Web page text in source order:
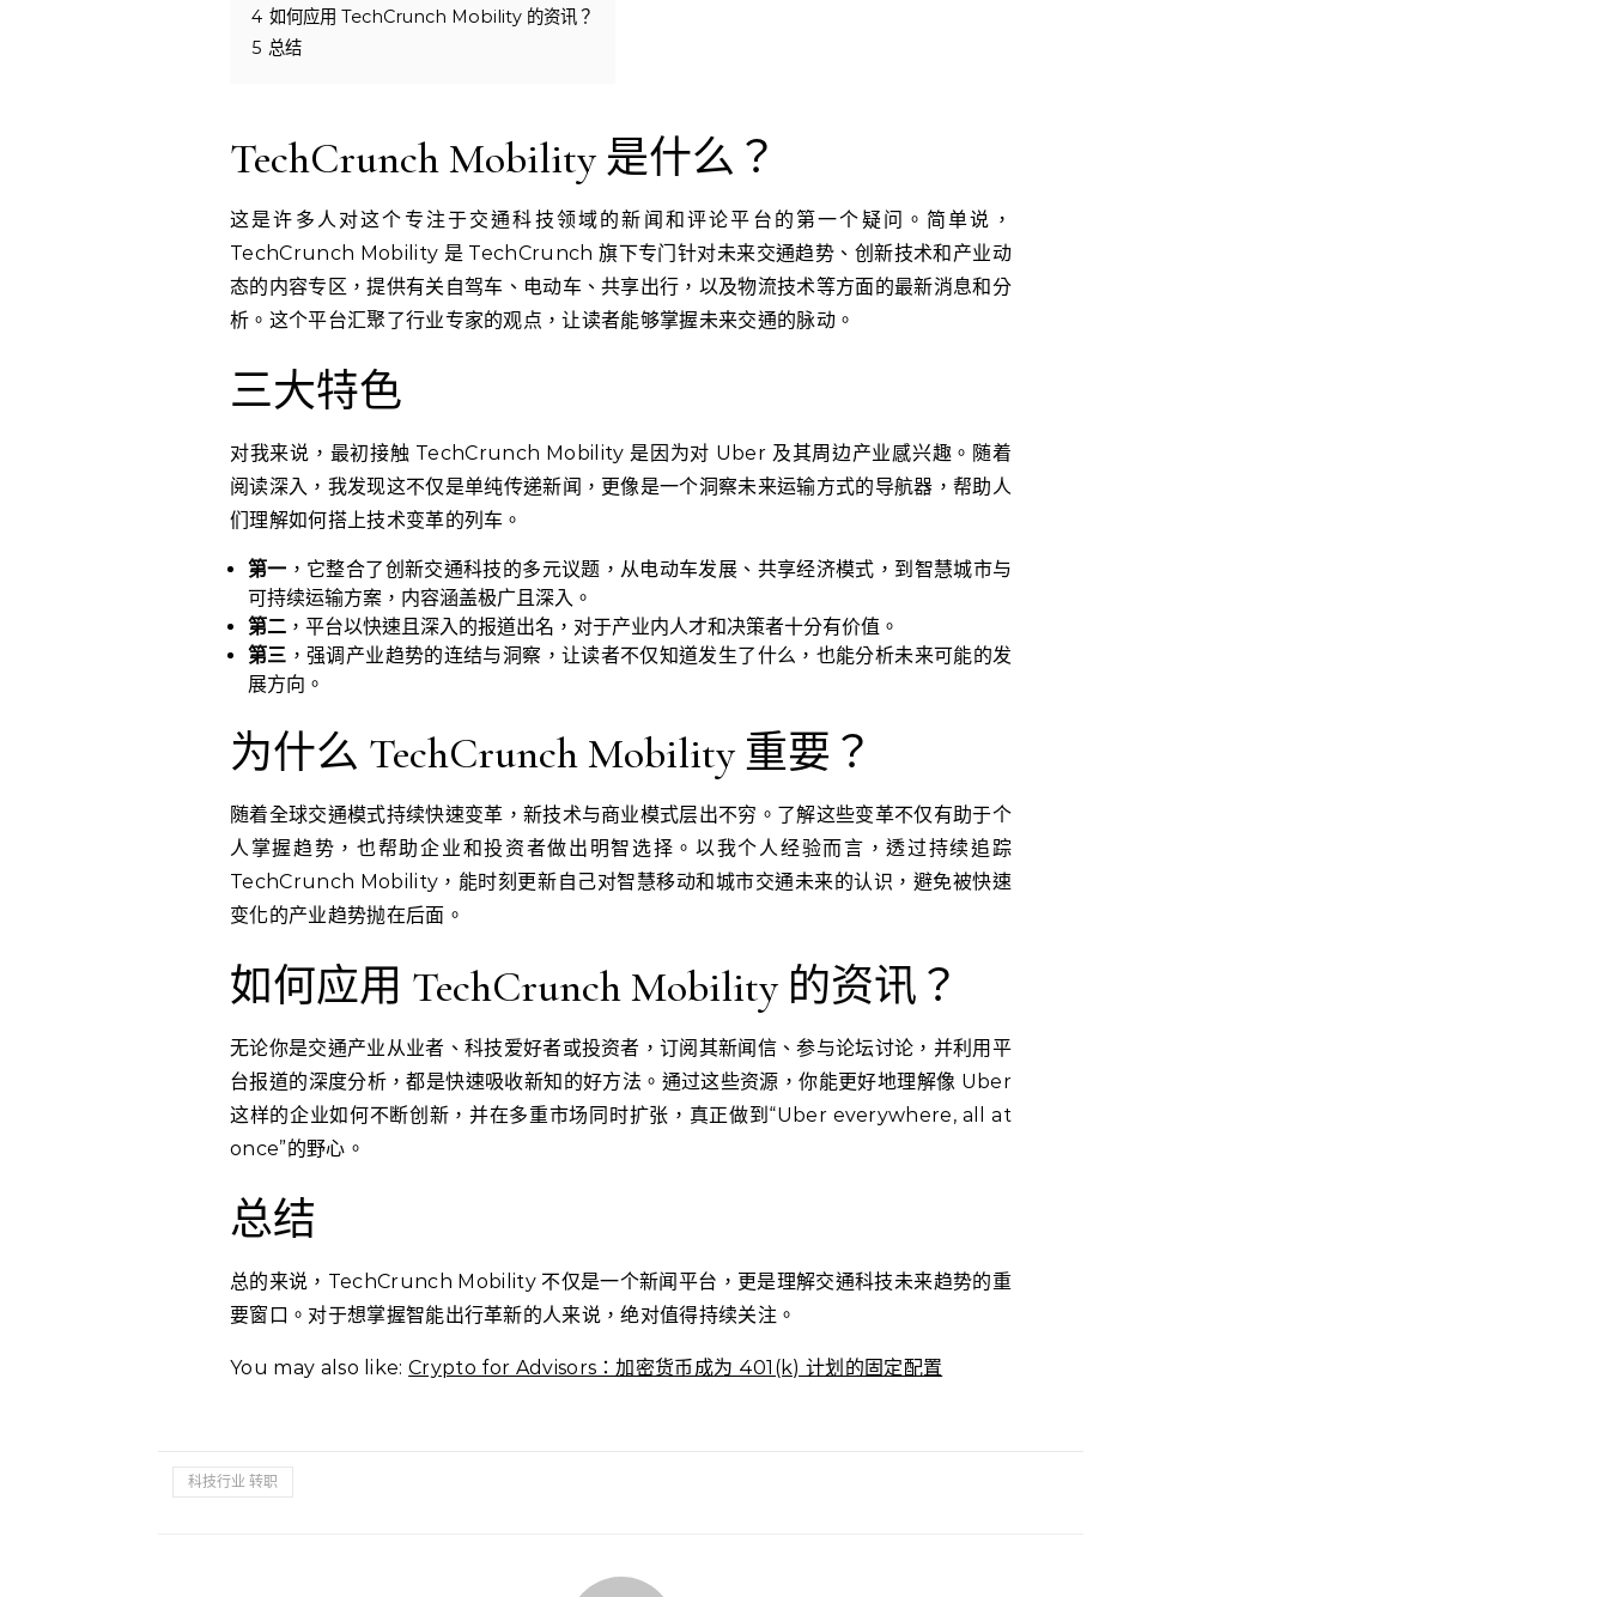
4 如何应用 TechCrunch Mobility 的资讯？
5 总结
TechCrunch Mobility 是什么？
这是许多人对这个专注于交通科技领域的新闻和评论平台的第一个疑问。简单说，
TechCrunch Mobility 是 TechCrunch 旗下专门针对未来交通趋势、创新技术和产业动
态的内容专区，提供有关自驾车、电动车、共享出行，以及物流技术等方面的最新消息和分
析。这个平台汇聚了行业专家的观点，让读者能够掌握未来交通的脉动。
三大特色
对我来说，最初接触 TechCrunch Mobility 是因为对 Uber 及其周边产业感兴趣。随着
阅读深入，我发现这不仅是单纯传递新闻，更像是一个洞察未来运输方式的导航器，帮助人
们理解如何搭上技术变革的列车。
第一 ，它整合了创新交通科技的多元议题，从电动车发展、共享经济模式，到智慧城市与
可持续运输方案，内容涵盖极广且深入。
第二 ，平台以快速且深入的报道出名，对于产业内人才和决策者十分有价值。
第三 ，强调产业趋势的连结与洞察，让读者不仅知道发生了什么，也能分析未来可能的发
展方向。
为什么 TechCrunch Mobility 重要？
随着全球交通模式持续快速变革，新技术与商业模式层出不穷。了解这些变革不仅有助于个
人掌握趋势，也帮助企业和投资者做出明智选择。以我个人经验而言，透过持续追踪
TechCrunch Mobility，能时刻更新自己对智慧移动和城市交通未来的认识，避免被快速
变化的产业趋势抛在后面。
如何应用 TechCrunch Mobility 的资讯？
无论你是交通产业从业者、科技爱好者或投资者，订阅其新闻信、参与论坛讨论，并利用平
台报道的深度分析，都是快速吸收新知的好方法。通过这些资源，你能更好地理解像 Uber
这样的企业如何不断创新，并在多重市场同时扩张，真正做到“Uber everywhere, all at
once”的野心。
总结
总的来说，TechCrunch Mobility 不仅是一个新闻平台，更是理解交通科技未来趋势的重
要窗口。对于想掌握智能出行革新的人来说，绝对值得持续关注。
You may also like:Crypto for Advisors：加密货币成为 401(k) 计划的固定配置
科技行业 转职